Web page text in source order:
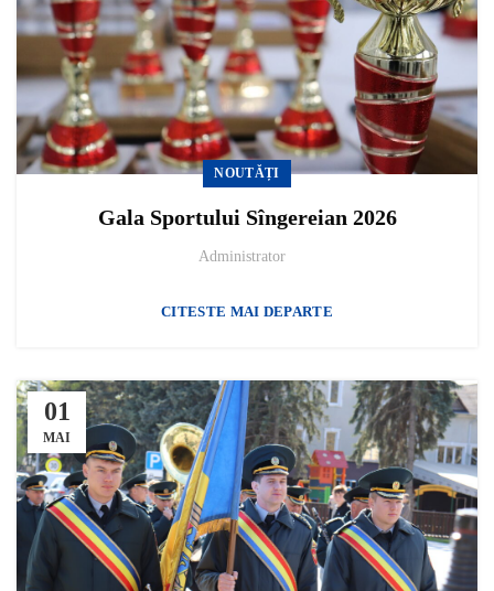
NOUTĂȚI
Gala Sportului Sîngereian 2026
Administrator
CITESTE MAI DEPARTE
01
MAI